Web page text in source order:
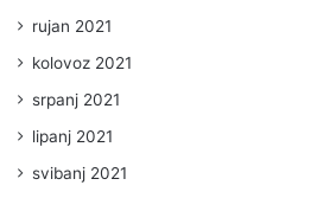
rujan 2021
kolovoz 2021
srpanj 2021
lipanj 2021
svibanj 2021